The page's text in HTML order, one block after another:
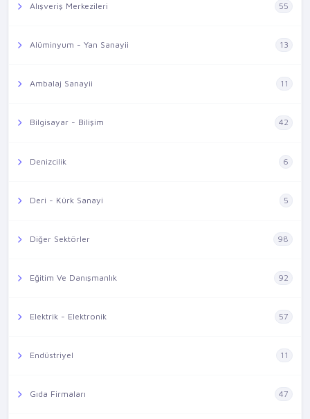
Alışveriş Merkezileri 55
Alüminyum - Yan Sanayii 13
Ambalaj Sanayii 11
Bilgisayar - Bilişim 42
Denizcilik 6
Deri - Kürk Sanayi 5
Diğer Sektörler 98
Eğitim Ve Danışmanlık 92
Elektrik - Elektronik 57
Endüstriyel 11
Gıda Firmaları 47